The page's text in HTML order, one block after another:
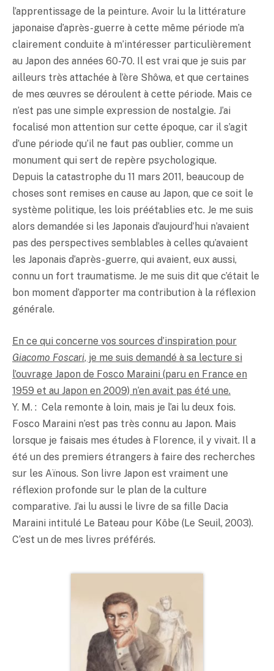
l’apprentissage de la peinture. Avoir lu la littérature
japonaise d’après-guerre à cette même période m’a
clairement conduite à m’intéresser particulièrement
au Japon des années 60-70. Il est vrai que je suis par
ailleurs très attachée à l’ère Shôwa, et que certaines
de mes œuvres se déroulent à cette période. Mais ce
n’est pas une simple expression de nostalgie. J’ai
focalisé mon attention sur cette époque, car il s’agit
d’une période qu’il ne faut pas oublier, comme un
monument qui sert de repère psychologique.
Depuis la catastrophe du 11 mars 2011, beaucoup de
choses sont remises en cause au Japon, que ce soit le
système politique, les lois préétablies etc. Je me suis
alors demandée si les Japonais d’aujourd’hui n’avaient
pas des perspectives semblables à celles qu’avaient
les Japonais d’après-guerre, qui avaient, eux aussi,
connu un fort traumatisme. Je me suis dit que c’était le
bon moment d’apporter ma contribution à la réflexion
générale.
En ce qui concerne vos sources d’inspiration pour
Giacomo Foscari, je me suis demandé à sa lecture si
l’ouvrage Japon de Fosco Maraini (paru en France en
1959 et au Japon en 2009) n’en avait pas été une.
Y. M. : Cela remonte à loin, mais je l’ai lu deux fois.
Fosco Maraini n’est pas très connu au Japon. Mais
lorsque je faisais mes études à Florence, il y vivait. Il a
été un des premiers étrangers à faire des recherches
sur les Aïnous. Son livre Japon est vraiment une
réflexion profonde sur le plan de la culture
comparative. J’ai lu aussi le livre de sa fille Dacia
Maraini intitulé Le Bateau pour Kôbe (Le Seuil, 2003).
C’est un de mes livres préférés.